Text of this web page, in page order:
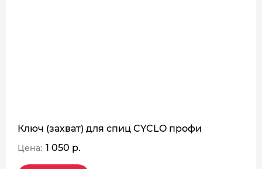
Ключ (захват) для спиц CYCLO профи
Цена: 1 050 р.